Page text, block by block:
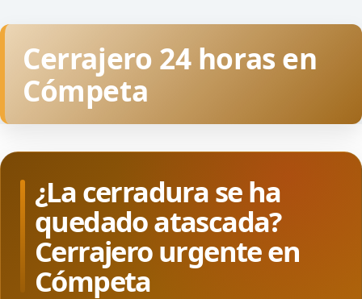
Cerrajero 24 horas en
Cómpeta
¿La cerradura se ha
quedado atascada?
Cerrajero urgente en
Cómpeta